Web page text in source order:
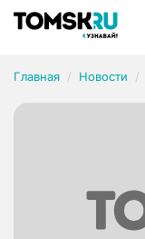
Главная Новости